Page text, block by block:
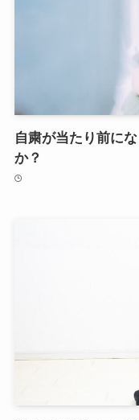
自粛が当たり前に
か？